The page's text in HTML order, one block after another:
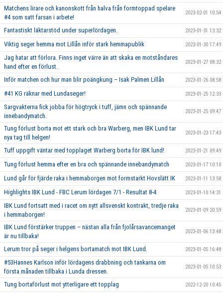
Matchens lirare och kanonskott från halva från formtoppad spelare
#4 som satt farsan i arbete!
2023-02-01 10:54
Fantastiskt läktarstöd under superlördagen. 2023-01-31 13:32
Viktig seger hemma mot Lillån inför stark hemmapublik 2023-01-30 17:49
Jag hatar att förlora. Finns inget värre än att skaka en motståndares
hand efter en förlust.
2023-01-27 08:32
Inför matchen och hur man blir poängkung – Isak Palmen Lillån 2023-01-26 08:58
#41 KG räknar med Lundaseger! 2023-01-25 12:33
Sargvakterna fick jobba för högtryck i tuff, jämn och spännande
innebandymatch.
2023-01-25 09:47
Tung förlust borta mot ett stark och bra Warberg, men IBK Lund tar
nya tag till helgen!
2023-01-23 17:43
Tuff uppgift väntar med topplaget Warberg borta för IBK lund! 2023-01-21 09:49
Tung förlust hemma efter en bra och spännande innebandymatch 2023-01-17 10:10
Lund går för fjärde raka i hemmaborgen mot formstarkt Hovslätt IK 2023-01-11 13:58
Highlights IBK Lund - FBC Lerum lördagen 7/1 - Resultat 8-4 2023-01-10 14:31
IBK Lund fortsatt med i racet om nytt allsvenskt kontrakt, tredje raka
i hemmaborgen!
2023-01-09 20:59
IBK Lund förstärker truppen – nästan alla från fjolårsavancemanget
är nu tillbaka!
2023-01-06 13:48
Lerum tror på seger i helgens bortamatch mot IBK Lund. 2023-01-05 16:48
#53Hannes Karlson inför lördagens drabbning och tankarna om
första månaden tillbaka i Lunda dressen.
2023-01-05 10:53
Tung bortaförlust mot ytterligare ett topplag 2022-12-20 10:45